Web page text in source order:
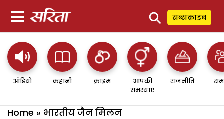
⚲ सब्सक्राइब
ऑडियो कहानी क्राइम
आपकी
समस्याएं
राजनीति
Home » भारतीय जैन मिलन